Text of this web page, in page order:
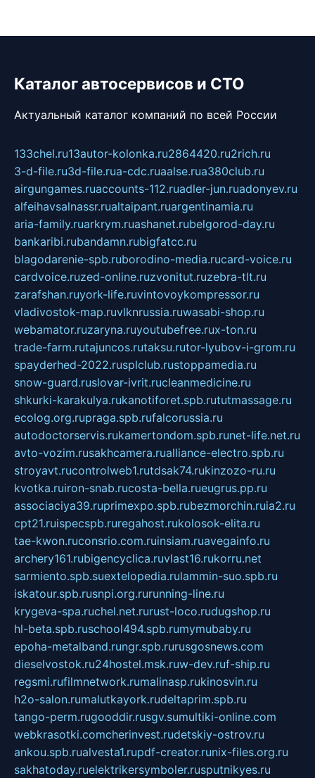
Каталог автосервисов и СТО
Актуальный каталог компаний по всей России
133chel.ru13autor-kolonka.ru2864420.ru2rich.ru
3-d-file.ru3d-file.rua-cdc.ruaalse.rua380club.ru
airgungames.ruaccounts-112.ruadler-jun.ruadonyev.ru
alfeihavsalnassr.rualtaipant.ruargentinamia.ru
aria-family.ruarkrym.ruashanet.rubelgorod-day.ru
bankaribi.rubandamn.rubigfatcc.ru
blagodarenie-spb.ruborodino-media.rucard-voice.ru
cardvoice.ruzed-online.ruzvonitut.ruzebra-tlt.ru
zarafshan.ruyork-life.ruvintovoykompressor.ru
vladivostok-map.ruvlknrussia.ruwasabi-shop.ru
webamator.ruzaryna.ruyoutubefree.rux-ton.ru
trade-farm.rutajuncos.rutaksu.rutor-lyubov-i-grom.ru
spayderhed-2022.rusplclub.rustoppamedia.ru
snow-guard.ruslovar-ivrit.rucleanmedicine.ru
shkurki-karakulya.rukanotiforet.spb.rututmassage.ru
ecolog.org.rupraga.spb.rufalcorussia.ru
autodoctorservis.rukamertondom.spb.runet-life.net.ru
avto-vozim.rusakhcamera.rualliance-electro.spb.ru
stroyavt.rucontrolweb1.rutdsak74.rukinzozo-ru.ru
kvotka.ruiron-snab.rucosta-bella.rueugrus.pp.ru
associaciya39.ruprimexpo.spb.rubezmorchin.ruia2.ru
cpt21.ruispecspb.ruregahost.rukolosok-elita.ru
tae-kwon.ruconsrio.com.ruinsiam.ruavegainfo.ru
archery161.rubigencyclica.ruvlast16.rukorru.net
sarmiento.spb.suextelopedia.rulammin-suo.spb.ru
iskatour.spb.rusnpi.org.rurunning-line.ru
krygeva-spa.ruchel.net.rurust-loco.rudugshop.ru
hl-beta.spb.ruschool494.spb.rumymubaby.ru
epoha-metalband.rungr.spb.rurusgosnews.com
dieselvostok.ru24hostel.msk.ruw-dev.ruf-ship.ru
regsmi.rufilmnetwork.rumalinasp.rukinosvin.ru
h2o-salon.rumalutkayork.rudeltaprim.spb.ru
tango-perm.rugooddir.rusgv.sumultiki-online.com
webkrasotki.comcherinvest.rudetskiy-ostrov.ru
ankou.spb.rualvesta1.rupdf-creator.runix-files.org.ru
sakhatoday.ruelektrikersymboler.rusputnikyes.ru